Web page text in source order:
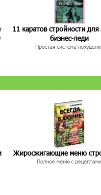
11 каратов стройности для
бизнес-леди
Простая система
Жиросжигающие меню
Полное меню с рецептами